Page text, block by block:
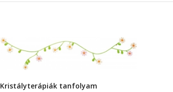
Kristályterápiák tanfolyam